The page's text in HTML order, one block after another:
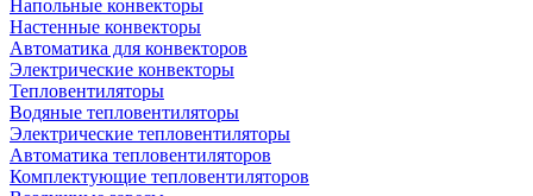
Напольные конвекторы
Настенные конвекторы
Автоматика для конвекторов
Электрические конвекторы
Тепловентиляторы
Водяные тепловентиляторы
Электрические тепловентиляторы
Автоматика тепловентиляторов
Комплектующие тепловентиляторов